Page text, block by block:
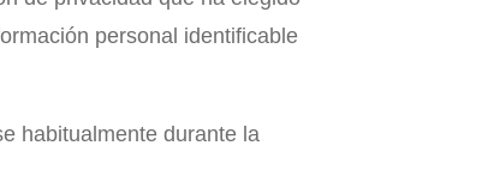
personal identificable
habitualmente durante la